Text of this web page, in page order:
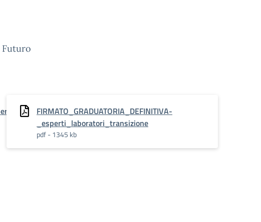
Futuro
FIRMATO_GRADUATORIA_DEFINITIVA-
_esperti_laboratori_transizione
pdf - 1345 kb